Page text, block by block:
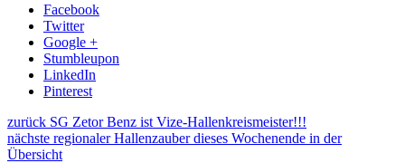
Facebook
Twitter
Google +
Stumbleupon
LinkedIn
Pinterest
zurück SG Zetor Benz ist Vize-Hallenkreismeister!!!
nächste regionaler Hallenzauber dieses Wochenende in der
Übersicht